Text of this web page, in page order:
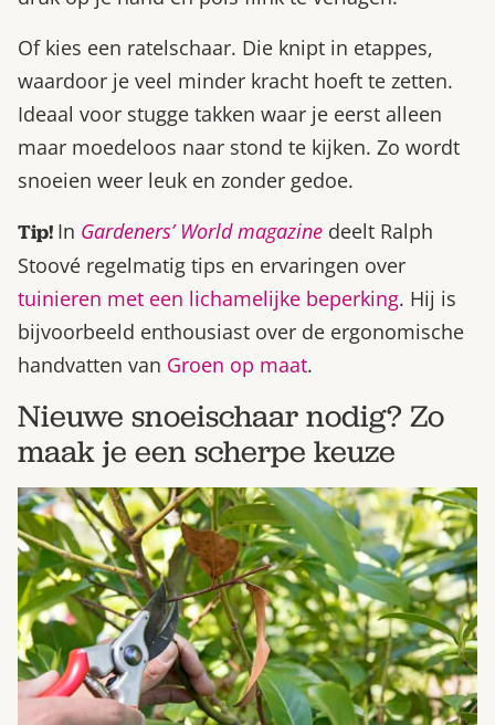
Of kies een ratelschaar. Die knipt in etappes,
waardoor je veel minder kracht hoeft te zetten.
Ideaal voor stugge takken waar je eerst alleen
maar moedeloos naar stond te kijken. Zo wordt
snoeien weer leuk en zonder gedoe.
Tip! In Gardeners’ World magazine deelt Ralph
Stoové regelmatig tips en ervaringen over
tuinieren met een lichamelijke beperking. Hij is
bijvoorbeeld enthousiast over de ergonomische
handvatten van Groen op maat.
Nieuwe snoeischaar nodig? Zo
maak je een scherpe keuze